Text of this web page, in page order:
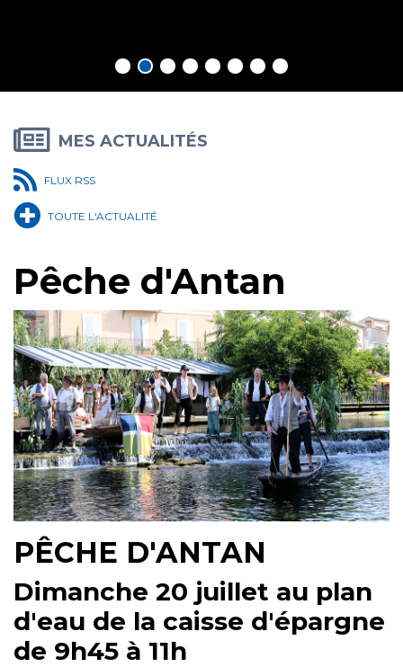
MES ACTUALITÉS
FLUX RSS
TOUTE L'ACTUALITÉ
Pêche d'Antan
PÊCHE D'ANTAN
Dimanche 20 juillet au plan
d'eau de la caisse d'épargne
de 9h45 à 11h